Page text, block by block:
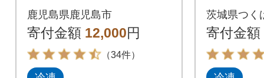
002-005
鹿児島県鹿児島市
寄付金額 12,000円
（34件）
事シリ
縄配送
茨城県つく
寄付金額